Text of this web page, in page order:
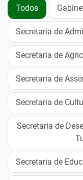
Todos
Secretaria de
Secretaria de
Secretaria de
Secretaria de
Secretaria de
Secretaria de